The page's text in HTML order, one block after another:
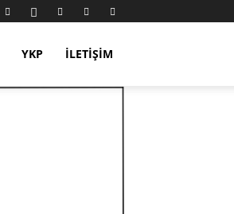
YKP İLETIŞIM